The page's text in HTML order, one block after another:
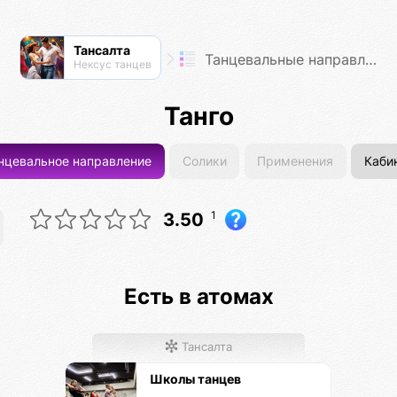
Тансалта
Нексус танцев Танцевальные направления
Танго
направление Солики Применения
3.50 1
Есть в атомах
Тансалта
Школы танцев